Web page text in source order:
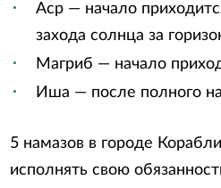
Аср — начало
захода солнца за
Магриб — начало
Иша — после полного
5 намазов в городе
исполнять свою